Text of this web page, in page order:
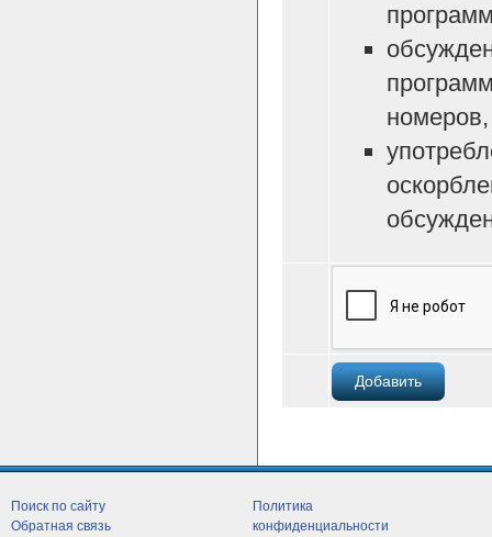
Поиск по сайту
Обратная связь
Политика
конфиденциальности